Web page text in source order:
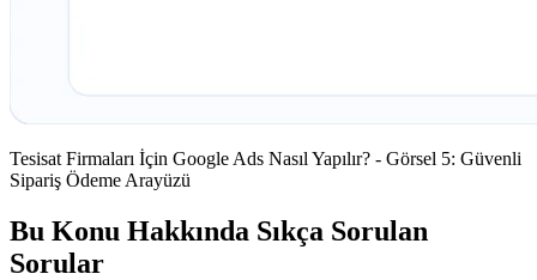
Tesisat Firmaları İçin Google Ads Nasıl Yapılır? - Görsel 5: Güvenli
Sipariş Ödeme Arayüzü
Bu Konu Hakkında Sıkça Sorulan
Sorular